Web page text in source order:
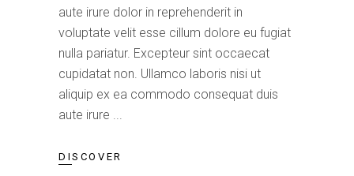
aute irure dolor in reprehenderit in
voluptate velit esse cillum dolore eu fugiat
nulla pariatur. Excepteur sint occaecat
cupidatat non. Ullamco laboris nisi ut
aliquip ex ea commodo consequat duis
aute irure
DISCOVER